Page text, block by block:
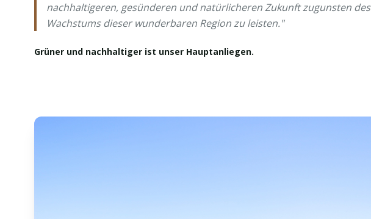
nachhaltigeren, gesünderen und natürlicheren Zukunft zugunsten des
Wachstums dieser wunderbaren Region zu leisten."
Grüner und nachhaltiger ist unser Hauptanliegen.